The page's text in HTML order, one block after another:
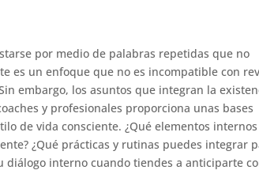
por medio de palabras repetidas que no
es un enfoque que no es incompatible con
embargo, los asuntos que integran la
y profesionales proporciona unas bases
de vida consciente. ¿Qué elementos
¿Qué prácticas y rutinas puedes integrar
diálogo interno cuando tiendes a anticiparte